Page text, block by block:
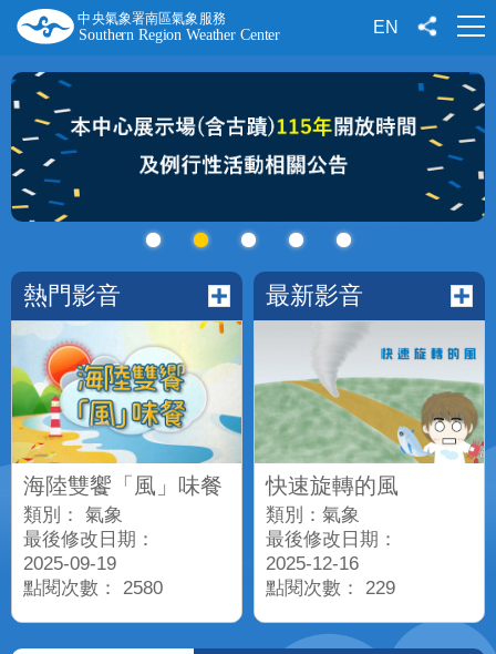
內
容
EN
熱門影音
海陸雙饗「風」味餐
類別： 氣象
最後修改日期：
2025-09-19
點閱次數： 2580
最新影音
快速旋轉的風
類別：氣象
最後修改日期：
2025-12-16
點閱次數： 229